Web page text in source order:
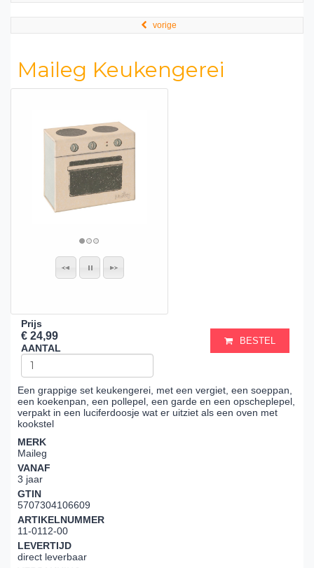
vorige
Maileg Keukengerei
Prijs
€ 24,99
AANTAL
BESTEL
Een grappige set keukengerei, met een vergiet, een soeppan,
een koekenpan, een pollepel, een garde en een opscheplepel,
verpakt in een luciferdoosje wat er uitziet als een oven met
kookstel
MERK
Maileg
VANAF
3 jaar
GTIN
5707304106609
ARTIKELNUMMER
11-0112-00
LEVERTIJD
direct leverbaar